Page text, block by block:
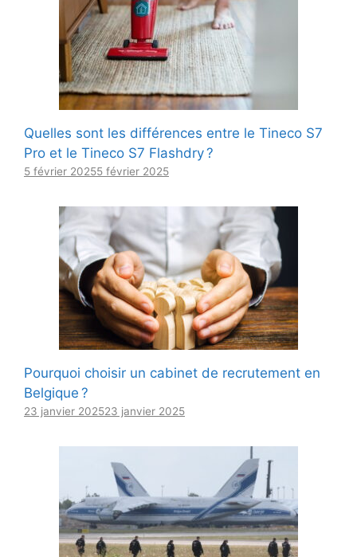
Quelles sont les différences entre le Tineco S7
Pro et le Tineco S7 Flashdry ?
5 février 20255 février 2025
Pourquoi choisir un cabinet de recrutement en
Belgique ?
23 janvier 202523 janvier 2025